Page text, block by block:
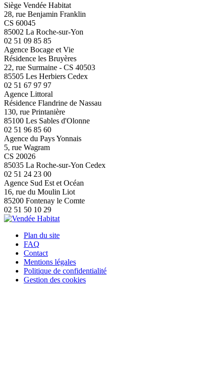
Siège Vendée Habitat
28, rue Benjamin Franklin
CS 60045
85002 La Roche-sur-Yon
02 51 09 85 85
Agence Bocage et Vie
Résidence les Bruyères
22, rue Surmaine - CS 40503
85505 Les Herbiers Cedex
02 51 67 97 97
Agence Littoral
Résidence Flandrine de Nassau
130, rue Printanière
85100 Les Sables d'Olonne
02 51 96 85 60
Agence du Pays Yonnais
5, rue Wagram
CS 20026
85035 La Roche-sur-Yon Cedex
02 51 24 23 00
Agence Sud Est et Océan
16, rue du Moulin Liot
85200 Fontenay le Comte
02 51 50 10 29
Plan du site
FAQ
Contact
Mentions légales
Politique de confidentialité
Gestion des cookies